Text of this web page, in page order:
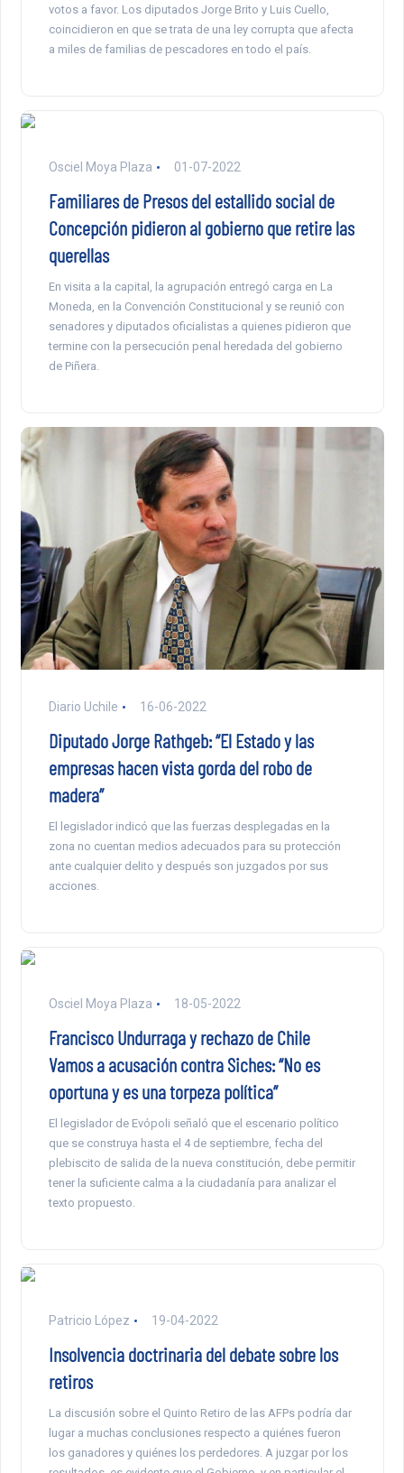
votos a favor. Los diputados Jorge Brito y Luis Cuello,
coincidieron en que se trata de una ley corrupta que afecta
a miles de familias de pescadores en todo el país.
Osciel Moya Plaza 01-07-2022
Familiares de Presos del estallido social de
Concepción pidieron al gobierno que retire las
querellas
En visita a la capital, la agrupación entregó carga en La
Moneda, en la Convención Constitucional y se reunió con
senadores y diputados oficialistas a quienes pidieron que
termine con la persecución penal heredada del gobierno
de Piñera.
Diario Uchile 16-06-2022
Diputado Jorge Rathgeb: “El Estado y las
empresas hacen vista gorda del robo de
madera”
El legislador indicó que las fuerzas desplegadas en la
zona no cuentan medios adecuados para su protección
ante cualquier delito y después son juzgados por sus
acciones.
Osciel Moya Plaza 18-05-2022
Francisco Undurraga y rechazo de Chile
Vamos a acusación contra Siches: “No es
oportuna y es una torpeza política”
El legislador de Evópoli señaló que el escenario político
que se construya hasta el 4 de septiembre, fecha del
plebiscito de salida de la nueva constitución, debe permitir
tener la suficiente calma a la ciudadanía para analizar el
texto propuesto.
Patricio López 19-04-2022
Insolvencia doctrinaria del debate sobre los
retiros
La discusión sobre el Quinto Retiro de las AFPs podría dar
lugar a muchas conclusiones respecto a quiénes fueron
los ganadores y quiénes los perdedores. A juzgar por los